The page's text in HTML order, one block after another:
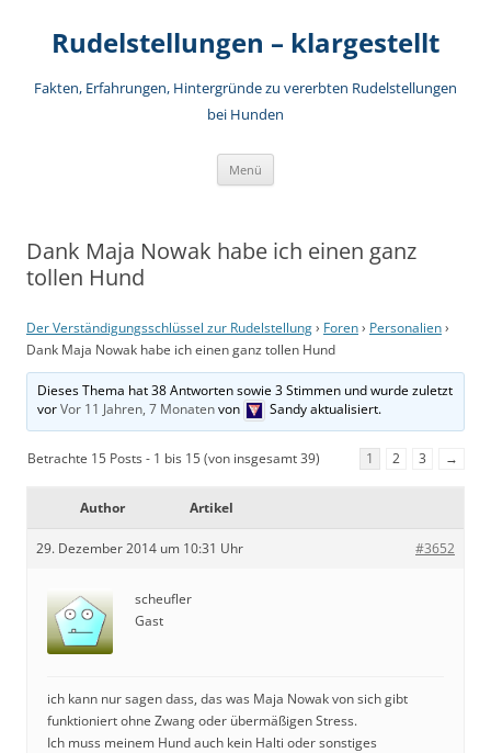
Rudelstellungen – klargestellt
Fakten, Erfahrungen, Hintergründe zu vererbten Rudelstellungen
bei Hunden
Menü
Dank Maja Nowak habe ich einen ganz
tollen Hund
Der Verständigungsschlüssel zur Rudelstellung› Foren› Personalien›
Dank Maja Nowak habe ich einen ganz tollen Hund
Dieses Thema hat 38 Antworten sowie 3 Stimmen und wurde zuletzt
vorVor 11 Jahren, 7 Monatenvon Sandyaktualisiert.
Betrachte 15 Posts - 1 bis 15 (von insgesamt 39) 1 2 3 →
Author Artikel
29. Dezember 2014 um 10:31 Uhr #3652
scheufler
Gast
ich kann nur sagen dass, das was Maja Nowak von sich gibt
funktioniert ohne Zwang oder übermäßigen Stress.
Ich muss meinem Hund auch kein Halti oder sonstiges